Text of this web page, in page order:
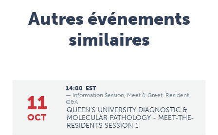
Autres événements
similaires
11
OCT
14:00 EST
— Information Session, Meet & Greet, Resident
Q&A
QUEEN'S UNIVERSITY DIAGNOSTIC &
MOLECULAR PATHOLOGY - MEET-THE-
RESIDENTS SESSION 1